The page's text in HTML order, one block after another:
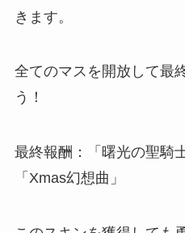
きます。
全てのマスを開放して最
う！
最終報酬：「曙光の聖騎
「Xmas幻想曲」